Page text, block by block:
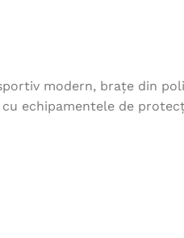
modern, brațe din
echipamentele de